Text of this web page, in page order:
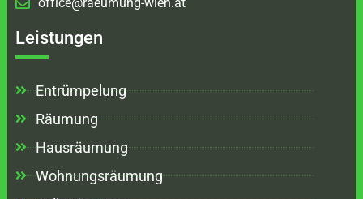
Leistungen
Entrümpelung
Räumung
Hausräumung
Wohnungsräumung